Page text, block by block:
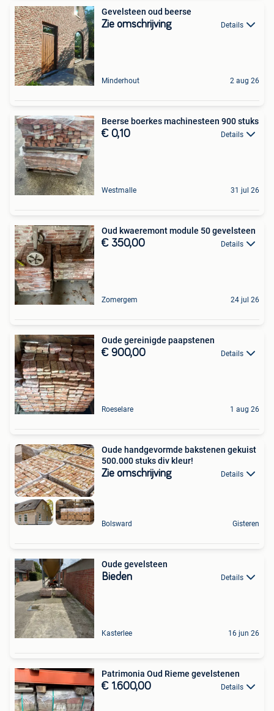
Gevelsteen oud beerse
Zie omschrijving Details
Minderhout 2 aug 26
Beerse boerkes machinesteen 900 stuks
€ 0,10 Details
Westmalle 31 jul 26
Oud kwaeremont module 50 gevelsteen
€ 350,00 Details
Zomergem 24 jul 26
Oude gereinigde paapstenen
€ 900,00 Details
Roeselare 1 aug 26
Oude handgevormde bakstenen gekuist
500.000 stuks div kleur!
Zie omschrijving Details
Bolsward Gisteren
Oude gevelsteen
Bieden Details
Kasterlee 16 jun 26
Patrimonia Oud Rieme gevelstenen
€ 1.600,00 Details